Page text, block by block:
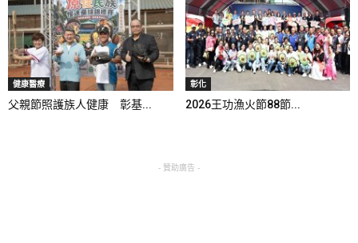
健康醫療
父親節照護族人健康 彰基...
彰化
2026王功漁火節88節...
- 贊助廣告 -